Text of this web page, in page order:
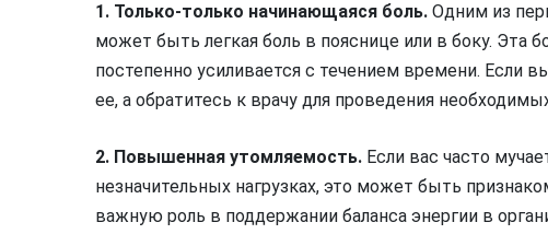
1. Только-только начинающаяся боль. Одним из
может быть легкая боль в пояснице или в боку. Эта
постепенно усиливается с течением времени. Если
ее, а обратитесь к врачу для проведения
2. Повышенная утомляемость. Если вас часто
незначительных нагрузках, это может быть
важную роль в поддержании баланса энергии в